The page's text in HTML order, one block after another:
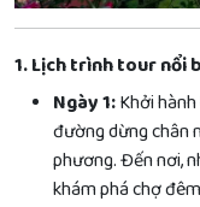
1. Lịch trình tour nổi
Ngày 1:Khởi
đường dừng chân
phương. Đến nơi,
khám phá chợ